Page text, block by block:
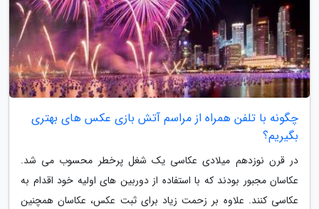
چگونه با تلفن همراه از مراسم آتش بازی عکس های بهتری
بگیریم؟
در قرن نوزدهم میلادی عکاسی یک شغل پرخطر محسوب می شد.
عکاسان مجبور بودند که با استفاده از دوربین های اولیه خود اقدام به
عکاسی کنند. علاوه بر زحمت زیاد برای ثبت عکس، عکاسان همچنین